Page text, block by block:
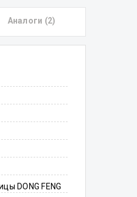
Аналоги (2)
DONG FENG